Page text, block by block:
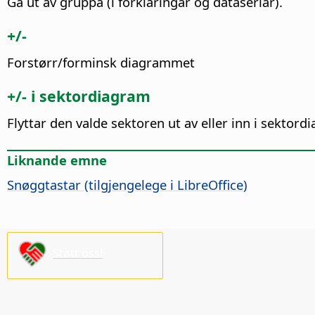
+/-
Forstørr/forminsk diagrammet
+/- i sektordiagram
Flyttar den valde sektoren ut av eller inn i
Liknande emne
Snøggtastar (tilgjengelege i LibreOffice)